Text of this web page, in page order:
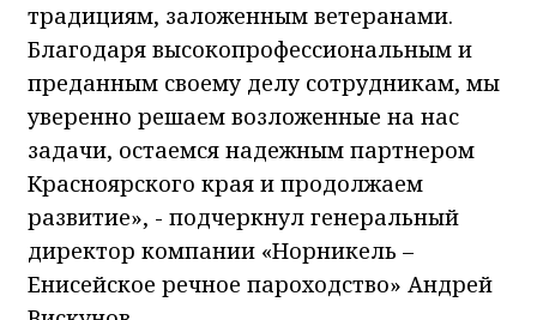
традициям, заложенным ветеранами.
Благодаря высокопрофессиональным и
преданным своему делу сотрудникам, мы
уверенно решаем возложенные на нас
задачи, остаемся надежным партнером
Красноярского края и продолжаем
развитие», - подчеркнул генеральный
директор компании «Норникель –
Енисейское речное пароходство» Андрей